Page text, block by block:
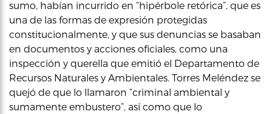
sumo, habían incurrido en “hipérbole retórica”, que es
una de las formas de expresión protegidas
constitucionalmente, y que sus denuncias se basaban
en documentos y acciones oficiales, como una
inspección y querella que emitió el Departamento de
Recursos Naturales y Ambientales. Torres Meléndez se
quejó de que lo llamaron “criminal ambiental y
sumamente embustero”, así como que lo